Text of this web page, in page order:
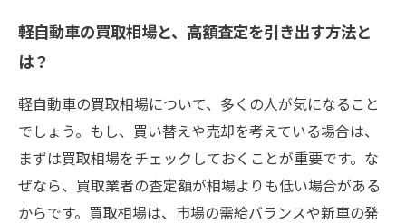
軽自動車の買取相場と、高額査定を引き出す方法と
は？
軽自動車の買取相場について、多くの人が気になること
でしょう。もし、買い替えや売却を考えている場合は、
まずは買取相場をチェックしておくことが重要です。な
ぜなら、買取業者の査定額が相場よりも低い場合がある
からです。買取相場は、市場の需給バランスや新車の発